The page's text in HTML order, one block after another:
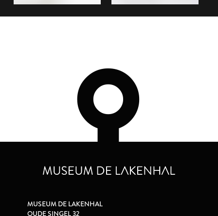
MUSEUM DE LAKENHAL
OUDE SINGEL 32